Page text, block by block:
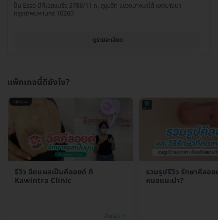
ปั๊ม Esso บีทีเอสแบริ่ง 3788/11 ถ. สุขุมวิท แขวงบางนาใต้ เขตบางนา
กรุงเทพมหานคร 10260
ดูรายละเอียด
แพ็กเกจนี้ดียังไง?
รีวิว ฉีดแผลเป็นคีลอยด์ ที่
Kawintra Clinic
อ่านรีวิว →
รวมรูปรีวิว รักษาคีลอ
หมอแนะนำ?